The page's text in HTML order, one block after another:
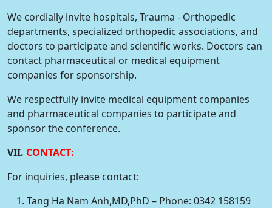
We cordially invite hospitals, Trauma - Orthopedic
departments, specialized orthopedic associations, and
doctors to participate and scientific works. Doctors can
contact pharmaceutical or medical equipment
companies for sponsorship.
We respectfully invite medical equipment companies
and pharmaceutical companies to participate and
sponsor the conference.
VII. CONTACT:
For inquiries, please contact:
Tang Ha Nam Anh,MD,PhD – Phone: 0342 158159